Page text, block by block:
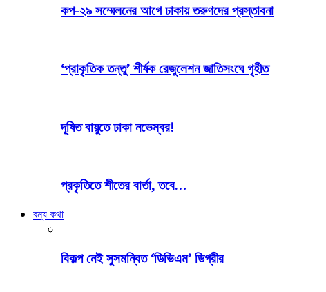
কপ-২৯ সম্মেলনের আগে ঢাকায় তরুণদের প্রস্তাবনা
‘প্রাকৃতিক তন্তু’ শীর্ষক রেজুলেশন জাতিসংঘে গৃহীত
দূষিত বায়ুতে ঢাকা নভেম্বর!
প্রকৃতিতে শীতের বার্তা, তবে…
বন্য কথা
বিকল্প নেই সুসমন্বিত ‘ডিভিএম’ ডিগ্রীর